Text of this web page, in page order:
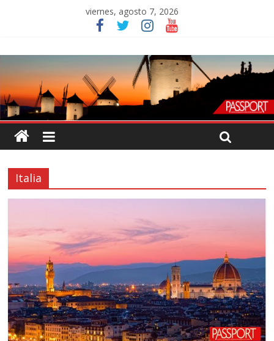
viernes, agosto 7, 2026
Italia